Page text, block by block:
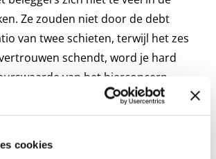
cookies
Ze zouden niet door de debt
van twee schieten, terwijl het zes
schendt, word je hard
van het bierconcern
250 miljard euro naar zo’n 90
schatten bestuurders synergie-